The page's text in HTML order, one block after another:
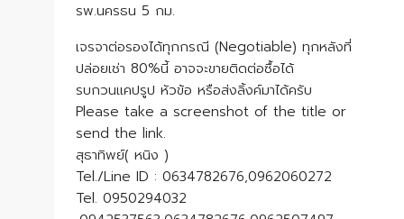
รพ.นครธน 5 กม.
เจรจาต่อรองได้ทุกกรณี (Negotiable) ทุกหลังที่
ปล่อยเช่า 80%นี้ อาจจะขายติดต่อซื้อได้
รบกวนแคปรูป หัวข้อ หรือส่งลิ้งค์มาได้ครับ
Please take a screenshot of the title or
send the link.
สุธาทิพย์( หนิง )
Tel./Line ID : 0634782676,0962060272
Tel. 0950294032